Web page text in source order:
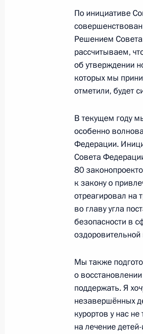
24 ноября 2016
22 ноября 2016
Встреча с
организации
«Форум
22 ноября 2016
12 ноября
Посещение
12 ноября 2016
10 ноября
Конференция
По инициативе
Решением
рассчитываем,
об утверждении
которых мы
отметили, будет
В текущем году
особенно
Федерации.
Совета
80
к закону о
отреагировал на
во главу угла
безопасности в
Мы также
о
поддержать. Я
незавершённых
курортов у нас
на лечение